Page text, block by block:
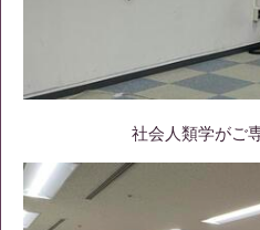
社会人類学がご